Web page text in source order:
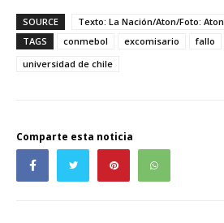
SOURCE
Texto: La Nación/Aton/Foto: Aton
TAGS
conmebol excomisario fallo
universidad de chile
Comparte esta noticia